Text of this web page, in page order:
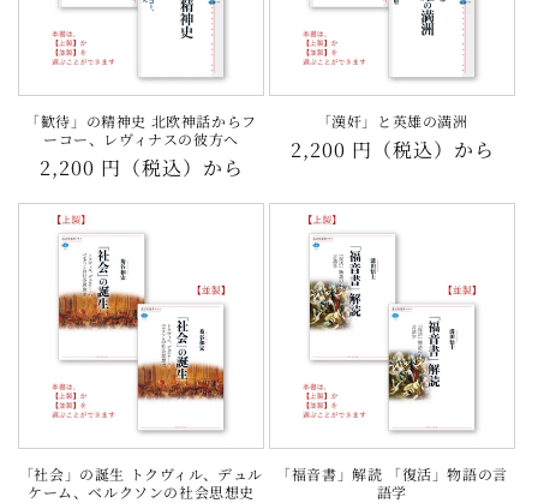
「歓待」の精神史 北欧神話からフ
ーコー、レヴィナスの彼方へ
通
常
価
2,200 円（税込）から
「漢奸」と英雄の満洲
通
価
格
2,200 円（税込）から
「社会」の誕生 トクヴィル、デュル
ケーム、ベルクソンの社会思想史
「福音書」解読 「復活」物語の言
語学